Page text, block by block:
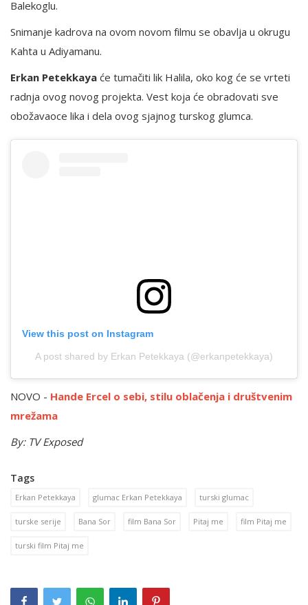
Balekoglu.
Snimanje kadrova na ovom novom filmu se obavlja u okrugu
Kahta u Adiyamanu.
Erkan Petekkaya će tumačiti lik Halila, oko kog će se vrteti
radnja ovog novog projekta. Vest koja će obradovati sve
obožavaoce lika i dela ovog sjajnog turskog glumca.
View this post on Instagram
A post shared by Erkan Petekkaya (@erkanpetekkaya)
NOVO - Hande Ercel o sebi, stilu oblačenja i društvenim
mrežama
By: TV Exposed
Tags
Erkan Petekkaya glumac Erkan Petekkaya turski glumac
turske serije Bana Sor film Bana Sor Pitaj me film Pitaj me
turski film Pitaj me